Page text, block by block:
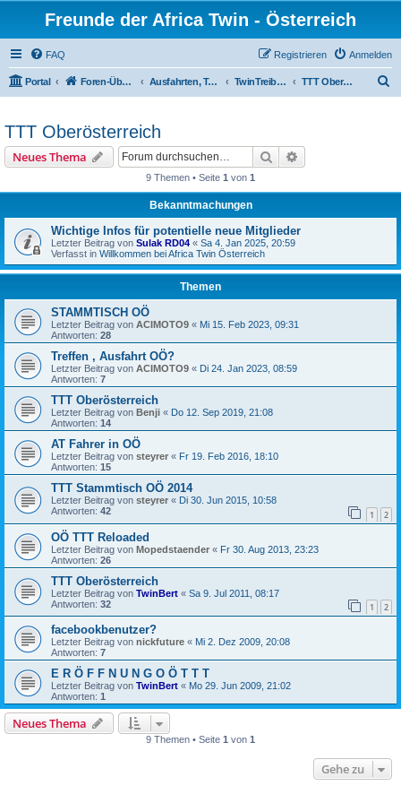
Freunde der Africa Twin - Österreich
FAQ Anmelden
Registrieren
Portal Foren-Übersicht Ausfahrten, Treffen und Reisen TwinTreiberTreffen TTT Oberösterreich
TTT Oberösterreich
Neues Thema Suche
9 Themen • Seite 1 von 1
Bekanntmachungen
Wichtige Infos für potentielle neue Mitglieder
Letzter Beitrag von Sulak RD04 « Sa 4. Jan 2025, 20:59
Verfasst in Willkommen bei Africa Twin Österreich
Themen
STAMMTISCH OÖ
Letzter Beitrag von ACIMOTO9 « Mi 15. Feb 2023, 09:31
Antworten: 28
Treffen , Ausfahrt OÖ?
Letzter Beitrag von ACIMOTO9 « Di 24. Jan 2023, 08:59
Antworten: 7
TTT Oberösterreich
Letzter Beitrag von Benji « Do 12. Sep 2019, 21:08
Antworten: 14
AT Fahrer in OÖ
Letzter Beitrag von steyrer « Fr 19. Feb 2016, 18:10
Antworten: 15
TTT Stammtisch OÖ 2014
Letzter Beitrag von steyrer « Di 30. Jun 2015, 10:58
Antworten: 42 1 2
OÖ TTT Reloaded
Letzter Beitrag von Mopedstaender « Fr 30. Aug 2013, 23:23
Antworten: 26
TTT Oberösterreich
Letzter Beitrag von TwinBert « Sa 9. Jul 2011, 08:17
Antworten: 32 1 2
facebookbenutzer?
Letzter Beitrag von nickfuture « Mi 2. Dez 2009, 20:08
Antworten: 7
E R Ö F F N U N G O Ö T T T
Letzter Beitrag von TwinBert « Mo 29. Jun 2009, 21:02
Antworten: 1
Neues Thema
9 Themen • Seite 1 von 1
Gehe zu